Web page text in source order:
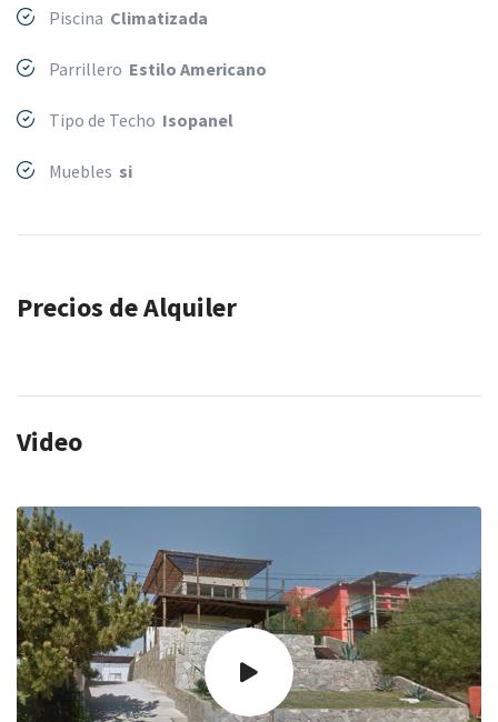
Piscina Climatizada
Parrillero Estilo Americano
Tipo de Techo Isopanel
Muebles si
Precios de Alquiler
Video